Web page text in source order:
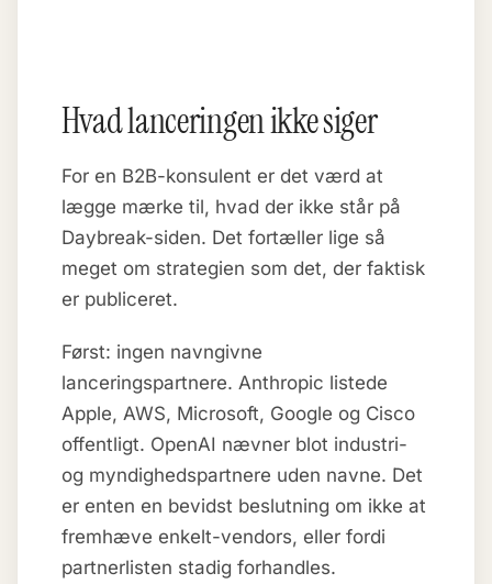
Hvad lanceringen ikke siger
For en B2B-konsulent er det værd at
lægge mærke til, hvad der ikke står på
Daybreak-siden. Det fortæller lige så
meget om strategien som det, der faktisk
er publiceret.
Først: ingen navngivne
lanceringspartnere. Anthropic listede
Apple, AWS, Microsoft, Google og Cisco
offentligt. OpenAI nævner blot industri-
og myndighedspartnere uden navne. Det
er enten en bevidst beslutning om ikke at
fremhæve enkelt-vendors, eller fordi
partnerlisten stadig forhandles.